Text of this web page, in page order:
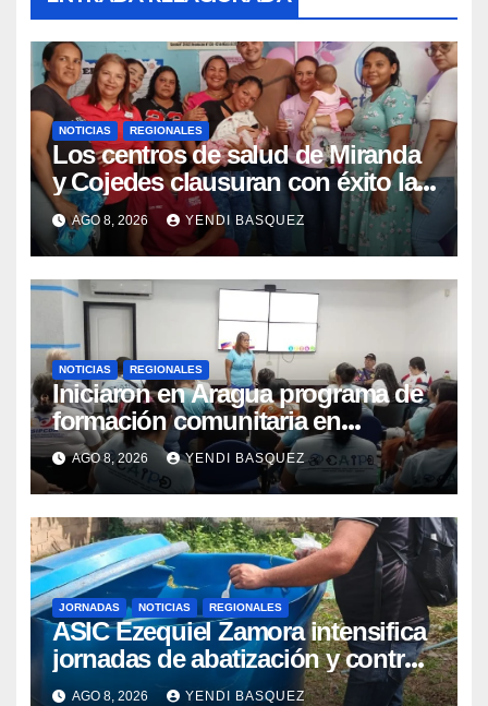
NOTICIAS REGIONALES
Los centros de salud de Miranda
y Cojedes clausuran con éxito la
Semana Mundial de la Lactancia
Materna
AGO 8, 2026 YENDI BASQUEZ
NOTICIAS REGIONALES
Iniciaron en Aragua programa de
formación comunitaria en
atención a personas con
discapacidad
AGO 8, 2026 YENDI BASQUEZ
JORNADAS NOTICIAS REGIONALES
ASIC Ezequiel Zamora intensifica
jornadas de abatización y control
de vectores en comunidades del
AGO 8, 2026 YENDI BASQUEZ